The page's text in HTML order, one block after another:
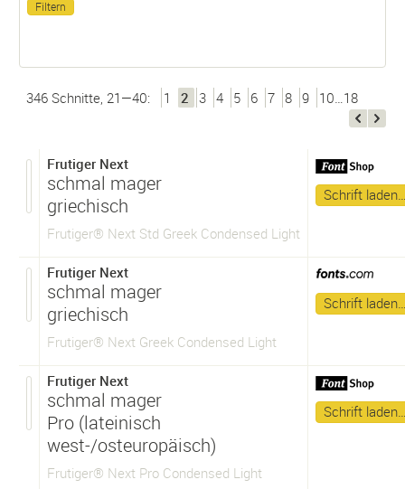
346 Schnitte, 21—40: 1 2 3 4 5 6 7 8 9 10…18
Frutiger Next
schmal mager
griechisch
Frutiger® Next Std Greek Condensed Light
Schrift
Frutiger Next
schmal mager
griechisch
Frutiger® Next Greek Condensed Light
Schrift
Frutiger Next
schmal mager
Pro (lateinisch
west-/osteuropäisch)
Frutiger® Next Pro Condensed Light
Schrift